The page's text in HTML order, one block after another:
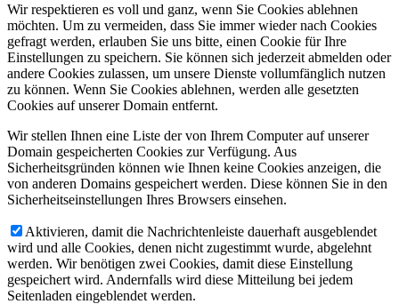
Wir respektieren es voll und ganz, wenn Sie Cookies ablehnen
möchten. Um zu vermeiden, dass Sie immer wieder nach Cookies
gefragt werden, erlauben Sie uns bitte, einen Cookie für Ihre
Einstellungen zu speichern. Sie können sich jederzeit abmelden oder
andere Cookies zulassen, um unsere Dienste vollumfänglich nutzen
zu können. Wenn Sie Cookies ablehnen, werden alle gesetzten
Cookies auf unserer Domain entfernt.
Wir stellen Ihnen eine Liste der von Ihrem Computer auf unserer
Domain gespeicherten Cookies zur Verfügung. Aus
Sicherheitsgründen können wie Ihnen keine Cookies anzeigen, die
von anderen Domains gespeichert werden. Diese können Sie in den
Sicherheitseinstellungen Ihres Browsers einsehen.
Aktivieren, damit die Nachrichtenleiste dauerhaft ausgeblendet
wird und alle Cookies, denen nicht zugestimmt wurde, abgelehnt
werden. Wir benötigen zwei Cookies, damit diese Einstellung
gespeichert wird. Andernfalls wird diese Mitteilung bei jedem
Seitenladen eingeblendet werden.